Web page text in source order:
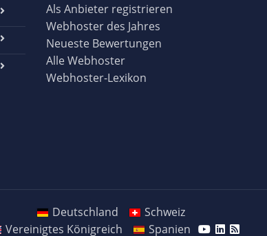
Als Anbieter registrieren
Webhoster des Jahres
Neueste Bewertungen
Alle Webhoster
Webhoster-Lexikon
Deutschland
Schweiz
Vereinigtes Königreich
Spanien